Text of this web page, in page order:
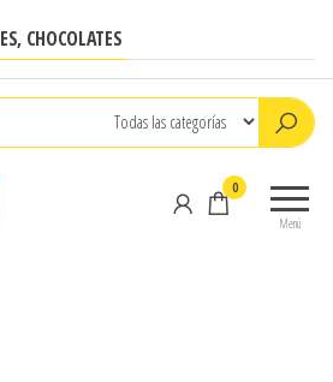
CHOCOLATES
Menú
0